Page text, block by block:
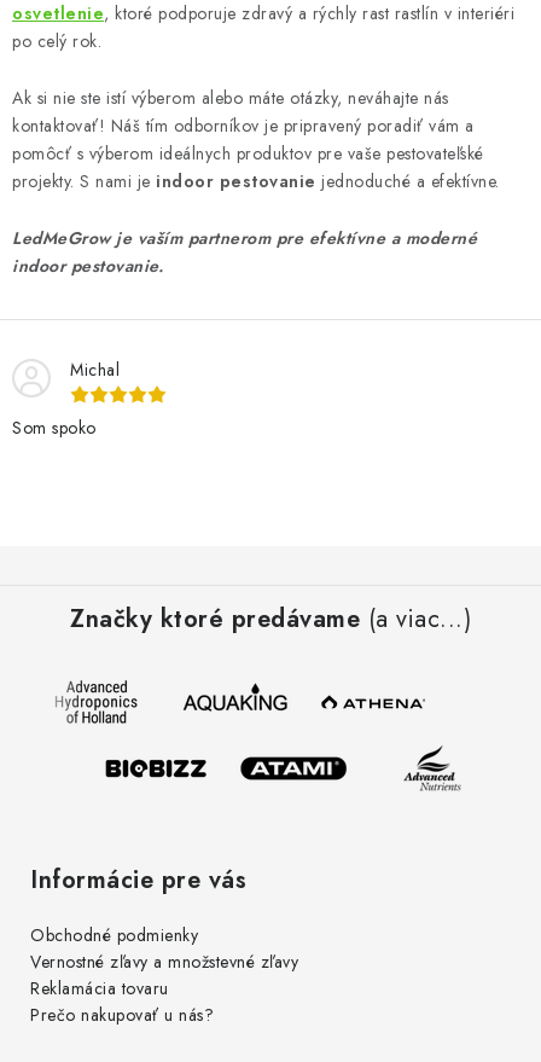
osvetlenie, ktoré podporuje zdravý a rýchly rast rastlín v interiéri
po celý rok.
Ak si nie ste istí výberom alebo máte otázky, neváhajte nás
kontaktovať! Náš tím odborníkov je pripravený poradiť vám a
pomôcť s výberom ideálnych produktov pre vaše pestovateľské
projekty. S nami je indoor pestovanie jednoduché a efektívne.
LedMeGrow je vaším partnerom pre efektívne a moderné
indoor pestovanie.
Michal
Som spoko
Značky ktoré predávame (a viac...)
Informácie pre vás
Obchodné podmienky
Vernostné zľavy a množstevné zľavy
Reklamácia tovaru
Prečo nakupovať u nás?